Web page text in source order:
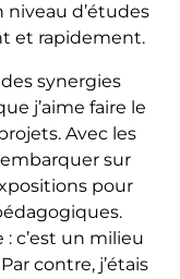
niveau d’études
et rapidement.
synergies
j’aime faire le
Avec les
sur
pour
c’est un milieu
contre, j’étais